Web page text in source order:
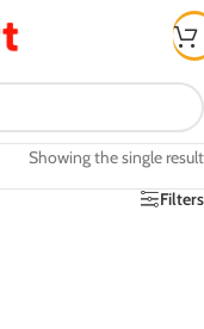
Showing the single result
Filters